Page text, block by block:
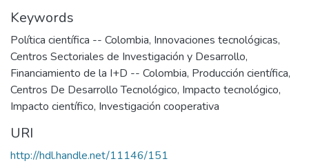
Keywords
Política científica -- Colombia, Innovaciones tecnológicas,
Centros Sectoriales de Investigación y Desarrollo,
Financiamiento de la I+D -- Colombia, Producción científica,
Centros De Desarrollo Tecnológico, Impacto tecnológico,
Impacto científico, Investigación cooperativa
URI
http://hdl.handle.net/11146/151